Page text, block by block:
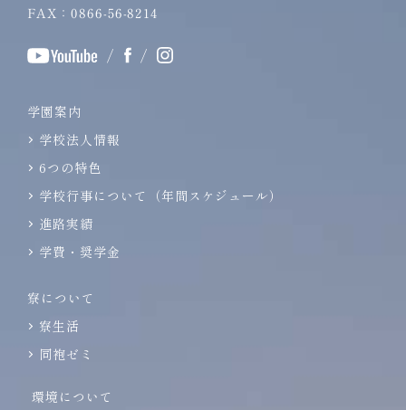
FAX：0866-56-8214
/ /
学園案内
学校法人情報
6つの特色
学校行事について（年間スケジュール）
進路実績
学費・奨学金
寮について
寮生活
同袍ゼミ
環境について